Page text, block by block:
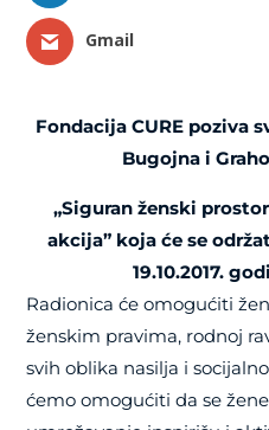
Gmail
Fondacija CURE poziva
Bugojna i
„Siguran ženski
akcija” koja će se
19.10.2017.
Radionica će omogućiti
ženskim pravima, rodnoj
svih oblika nasilja i
ćemo omogućiti da se